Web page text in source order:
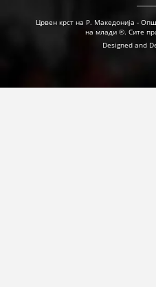
Црвен крст на Р. Македонија -
на млади ©. Сите
Designed and